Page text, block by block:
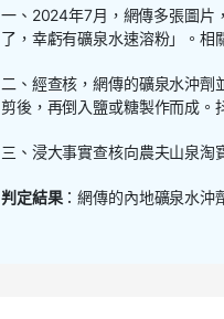
一、 2024年7月，網傳多張圖片
了，幸虧有礦泉水速溶粉」。相
二、經查核，網傳的礦泉水沖
剪後，再倒入鹽或糖製作而成。
三、浸大事實查核向農夫山泉淘
判定結果：網傳的內地礦泉水沖